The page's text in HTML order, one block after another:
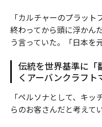
「カルチャーのプラッ
終わってから頭に浮かん
う言っていた。「日本を
伝統を世界基準に
くアーバンクラフト
「ペルソナとして、キ
らのお客さんだと考えて